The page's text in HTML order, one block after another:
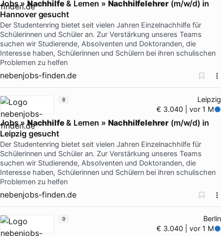
Jobs »Nachhilfe & Lernen » Nachhilfelehrer (m/w/d) in
Hannover gesucht
Der Studentenring bietet seit vielen Jahren Einzelnachhilfe für
Schülerinnen und Schüler an. Zur Verstärkung unseres Teams
suchen wir Studierende, Absolventen und Doktoranden, die
Interesse haben, Schülerinnen und Schülern bei ihren schulischen
Problemen zu helfen
nebenjobs-finden.de
Leipzig
€ 3.040 | vor 1 M
Jobs »Nachhilfe & Lernen » Nachhilfelehrer (m/w/d) in
Leipzig gesucht
Der Studentenring bietet seit vielen Jahren Einzelnachhilfe für
Schülerinnen und Schüler an. Zur Verstärkung unseres Teams
suchen wir Studierende, Absolventen und Doktoranden, die
Interesse haben, Schülerinnen und Schülern bei ihren schulischen
Problemen zu helfen
nebenjobs-finden.de
8
Berlin
€ 3.040 | vor 1 M
9